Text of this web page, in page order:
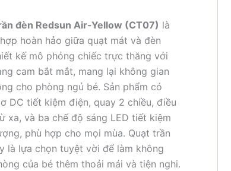
đèn Redsun Air-Yellow (CT07) là
hoàn hảo giữa quạt mát và đèn
kế mô phỏng chiếc trực thăng với
cam bắt mắt, mang lại không gian
cho phòng ngủ bé. Sản phẩm có
DC tiết kiệm điện, quay 2 chiều, điều
xa, và ba chế độ sáng LED tiết kiệm
phù hợp cho mọi mùa. Quạt trần
là lựa chọn tuyệt vời để làm không
của bé thêm thoải mái và tiện nghi.